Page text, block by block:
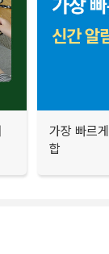
가장 빠르
합